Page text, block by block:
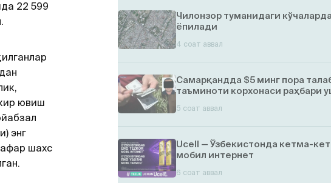
22 599
ювиш
энг
шахс
Чилонзор туманидаги
ёпилади
4 соат аввал
Самарқандда $5 минг пора
таъминоти корхонаси раҳбари
5 соат аввал
Ucell — Ўзбекистонда кетма-кет
мобил интернет
6 соат аввал